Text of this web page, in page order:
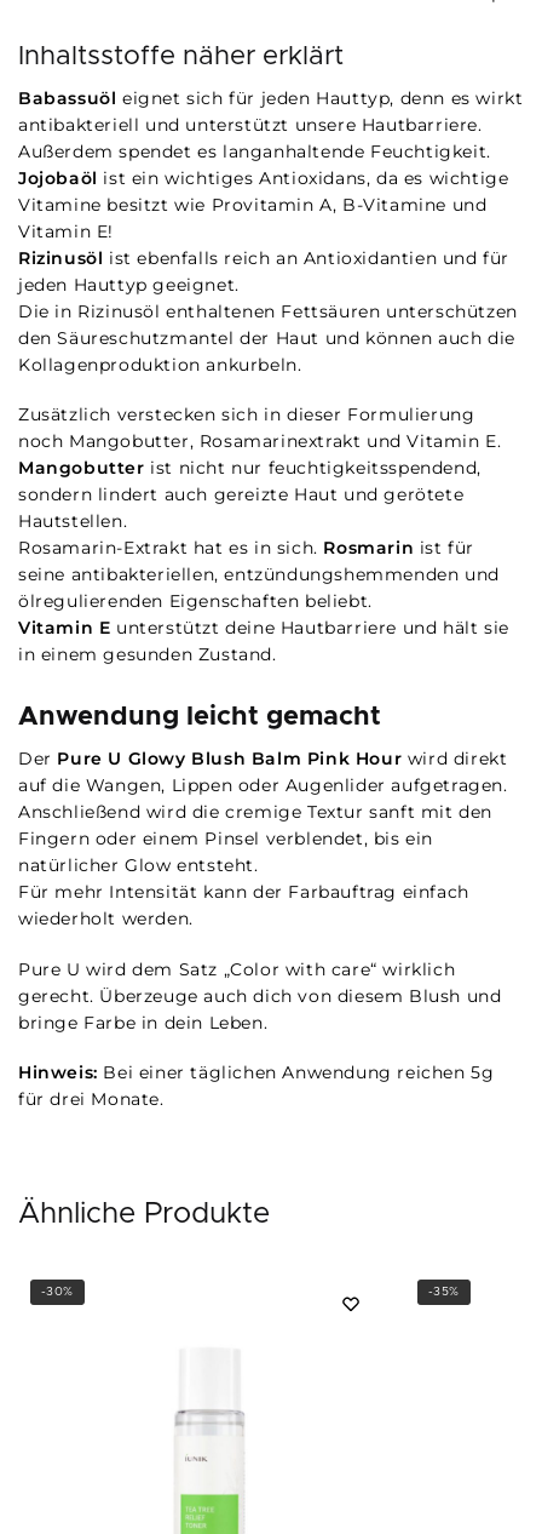
Inhaltsstoffe näher erklärt
Babassuöl eignet sich für jeden Hauttyp, denn es wirkt
antibakteriell und unterstützt unsere Hautbarriere.
Außerdem spendet es langanhaltende Feuchtigkeit.
Jojobaöl ist ein wichtiges Antioxidans, da es wichtige
Vitamine besitzt wie Provitamin A, B-Vitamine und
Vitamin E!
Rizinusöl ist ebenfalls reich an Antioxidantien und für
jeden Hauttyp geeignet.
Die in Rizinusöl enthaltenen Fettsäuren unterschützen
den Säureschutzmantel der Haut und können auch die
Kollagenproduktion ankurbeln.
Zusätzlich verstecken sich in dieser Formulierung
noch Mangobutter, Rosamarinextrakt und Vitamin E.
Mangobutter ist nicht nur feuchtigkeitsspendend,
sondern lindert auch gereizte Haut und gerötete
Hautstellen.
Rosamarin-Extrakt hat es in sich. Rosmarin ist für
seine antibakteriellen, entzündungshemmenden und
ölregulierenden Eigenschaften beliebt.
Vitamin E unterstützt deine Hautbarriere und hält sie
in einem gesunden Zustand.
Anwendung leicht gemacht
Der Pure U Glowy Blush Balm Pink Hour wird direkt
auf die Wangen, Lippen oder Augenlider aufgetragen.
Anschließend wird die cremige Textur sanft mit den
Fingern oder einem Pinsel verblendet, bis ein
natürlicher Glow entsteht.
Für mehr Intensität kann der Farbauftrag einfach
wiederholt werden.
Pure U wird dem Satz „Color with care“ wirklich
gerecht. Überzeuge auch dich von diesem Blush und
bringe Farbe in dein Leben.
Hinweis: Bei einer täglichen Anwendung reichen 5g
für drei Monate.
Ähnliche Produkte
-30% -35%